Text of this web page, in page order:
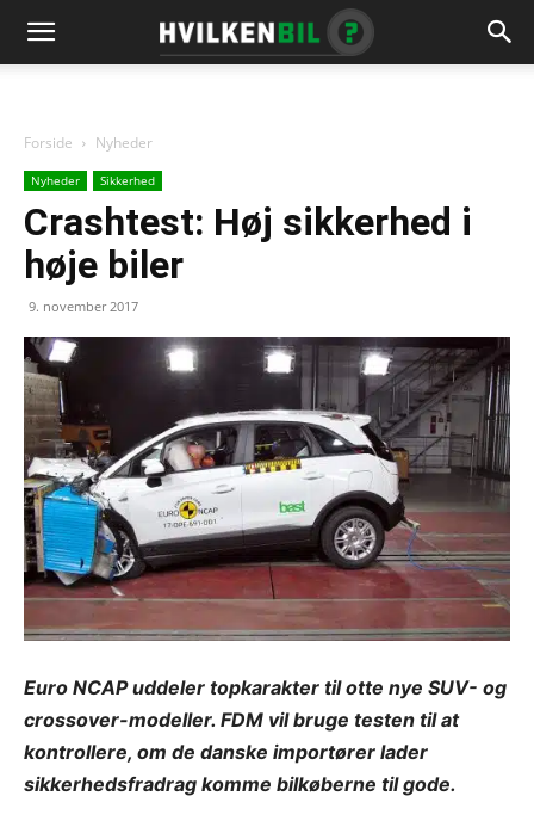
Forside Nyheder
Nyheder Sikkerhed
Crashtest: Høj sikkerhed i
høje biler
9. november 2017
Euro NCAP uddeler topkarakter til otte nye SUV- og
crossover-modeller. FDM vil bruge testen til at
kontrollere, om de danske importører lader
sikkerhedsfradrag komme bilkøberne til gode.